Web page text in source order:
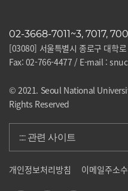
02-3668-7011~3, 7017,
[03080] 서울특별시 종로구 대학
Fax: 02-766-4477 / E-mail :
© 2021. Seoul National
Rights Reserved
개인정보처리방침 이메일주소